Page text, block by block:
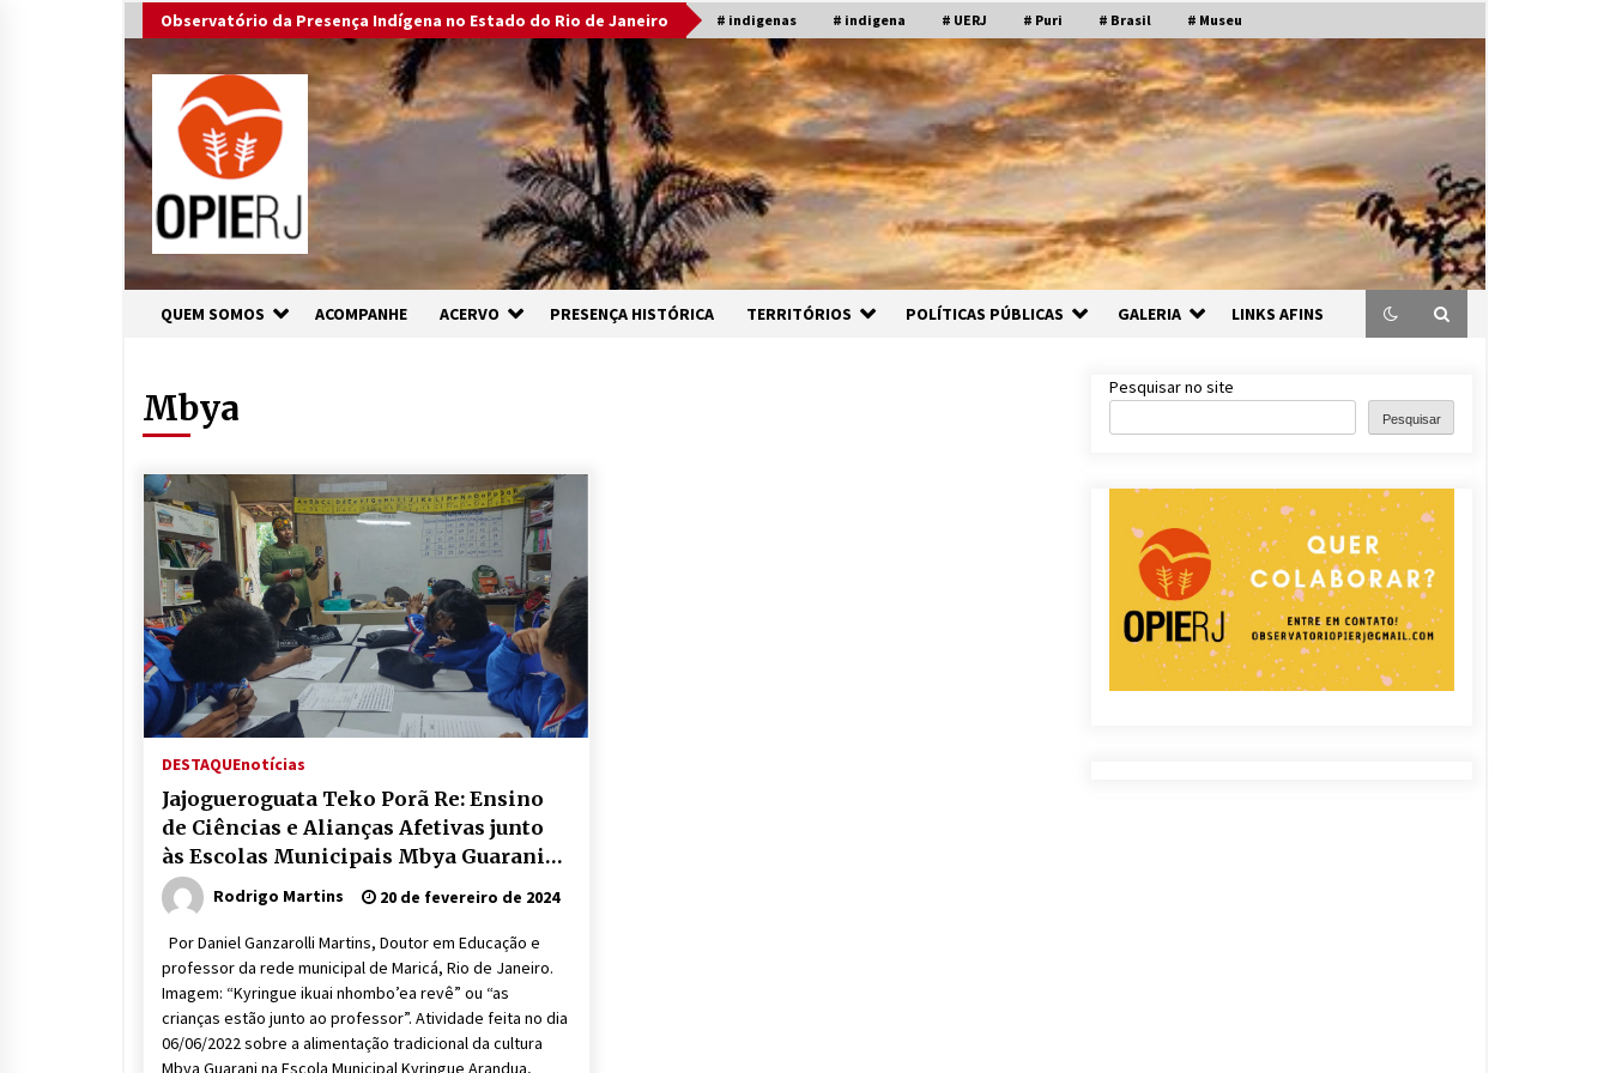
to
content
Observatório da Presença Indígena no Estado do Rio de Janeiro # indigenas # indigena # UERJ # Puri # Brasil # Museu
QUEM SOMOS ACOMPANHE ACERVO PRESENÇA HISTÓRICA TERRITÓRIOS POLÍTICAS PÚBLICAS GALERIA LINKS AFINS
Mbya
DESTAQUEnotícias
Jajogueroguata Teko Porã Re: Ensino
de Ciências e Alianças Afetivas junto
às Escolas Municipais Mbya Guarani
em Maricá (RJ)
Rodrigo Martins 20 de fevereiro de 2024
Por Daniel Ganzarolli Martins, Doutor em Educação e
professor da rede municipal de Maricá, Rio de Janeiro.
Imagem: “Kyringue ikuai nhombo’ea revê” ou “as
crianças estão junto ao professor”. Atividade feita no dia
06/06/2022 sobre a alimentação tradicional da cultura
Mbya Guarani na Escola Municipal Kyringue Arandua,
Pesquisar no site
Pesquisar